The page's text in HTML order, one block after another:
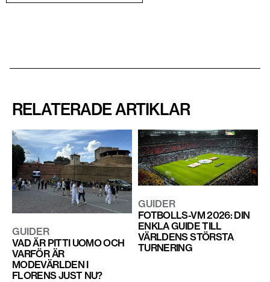
RELATERADE ARTIKLAR
GUIDER
VAD ÄR PITTI UOMO OCH
VARFÖR ÄR
MODEVÄRLDEN I
FLORENS JUST NU?
GUIDER
FOTBOLLS-VM 2026: DIN
ENKLA GUIDE TILL
VÄRLDENS STÖRSTA
TURNERING